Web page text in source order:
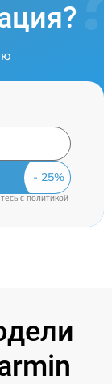
cполитикой